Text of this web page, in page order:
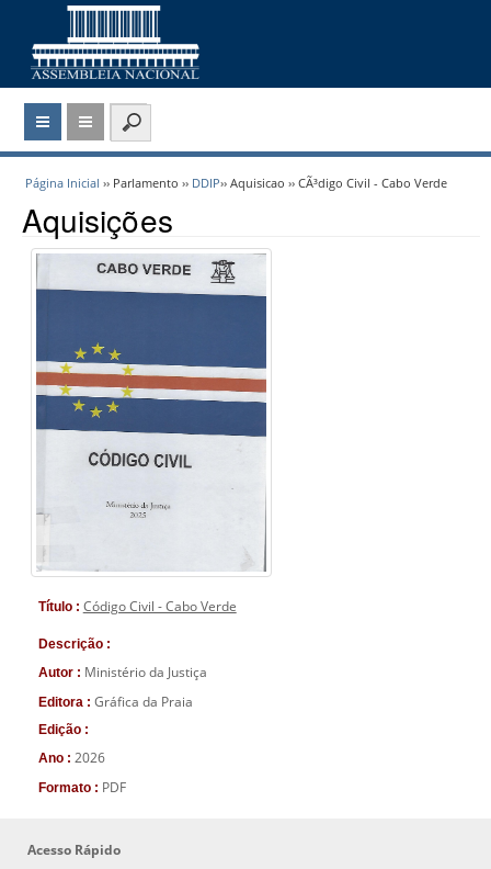
Página Inicial ›› Parlamento ›› DDIP›› Aquisicao ›› CÃ³digo Civil - Cabo Verde
Aquisições
Título : Código Civil - Cabo Verde
Descrição :
Autor : Ministério da Justiça
Editora : Gráfica da Praia
Edição :
Ano : 2026
Formato : PDF
Acesso Rápido